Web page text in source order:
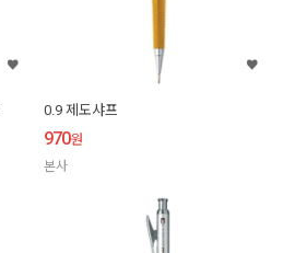
0.9 제도샤프
970원
본사